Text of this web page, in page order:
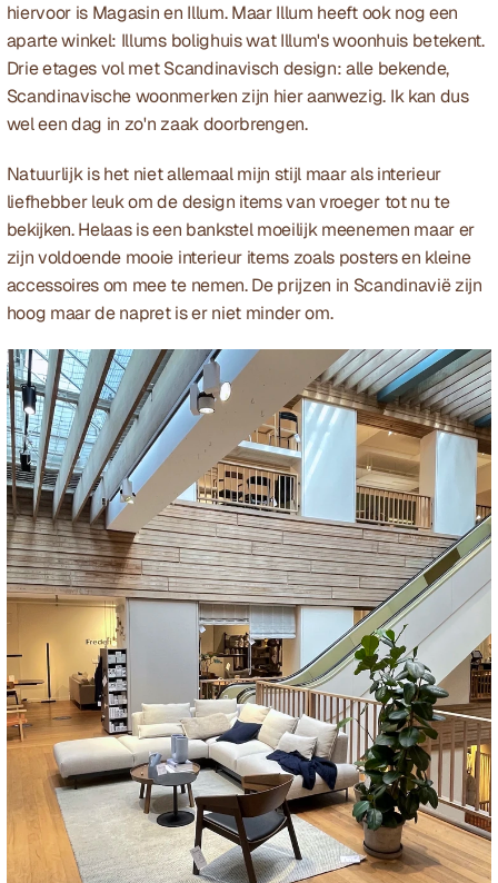
hiervoor is Magasin en Illum. Maar Illum heeft ook nog een
aparte winkel: Illums bolighuis wat Illum's woonhuis betekent.
Drie etages vol met Scandinavisch design: alle bekende,
Scandinavische woonmerken zijn hier aanwezig. Ik kan dus
wel een dag in zo'n zaak doorbrengen.
Natuurlijk is het niet allemaal mijn stijl maar als interieur
liefhebber leuk om de design items van vroeger tot nu te
bekijken. Helaas is een bankstel moeilijk meenemen maar er
zijn voldoende mooie interieur items zoals posters en kleine
accessoires om mee te nemen. De prijzen in Scandinavië zijn
hoog maar de napret is er niet minder om.